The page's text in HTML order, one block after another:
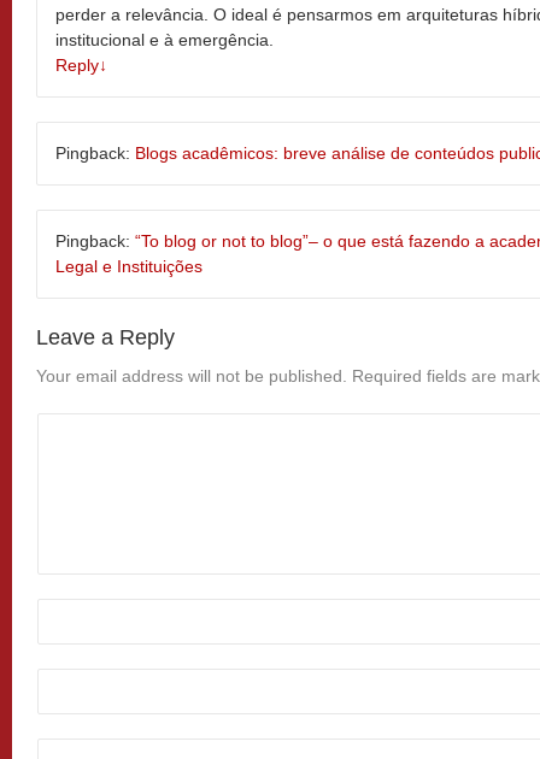
perder a relevância. O ideal é pensarmos em arquiteturas
institucional e à emergência.
Reply↓
Pingback: Blogs acadêmicos: breve análise de conteúdos
Pingback: “To blog or not to blog”– o que está fazendo a
Legal e Instituições
Leave a Reply
Your email address will not be published. Required fields are